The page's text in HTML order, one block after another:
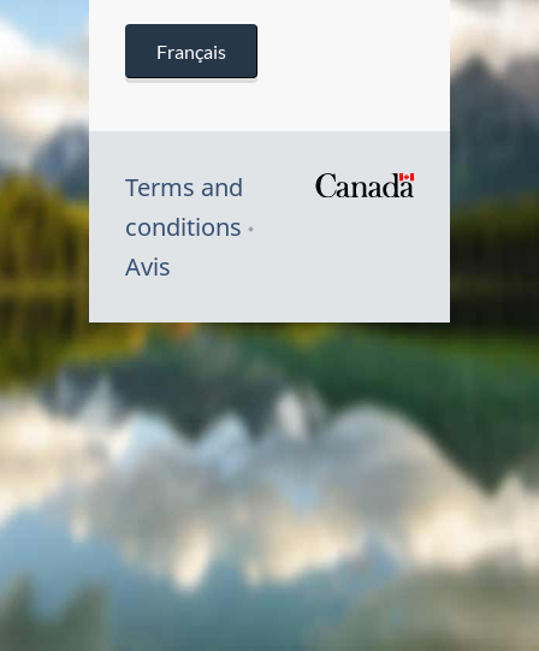
Français
Terms and
conditions
Avis
Symbole
du